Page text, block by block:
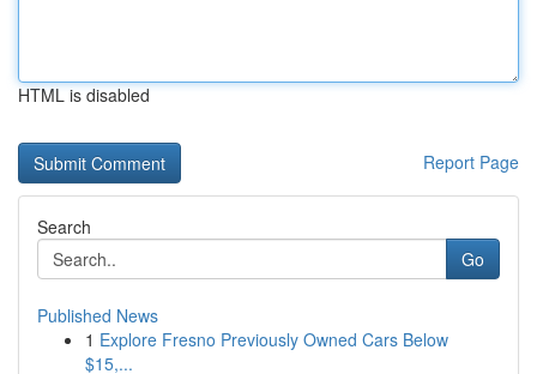
HTML is disabled
Report Page
Search
Go
Published News
1 Explore Fresno Previously Owned Cars Below
$15,...